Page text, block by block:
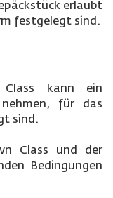
erlaubt
festgelegt sind.
Class kann ein
für das
sind.
Class und der
Bedingungen